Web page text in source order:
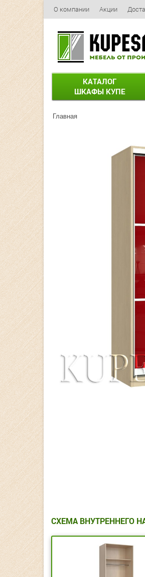
О компании Акции
КАТАЛОГ
ШКАФЫ КУПЕ
Главная
СХЕМА ВНУТРЕННЕГО